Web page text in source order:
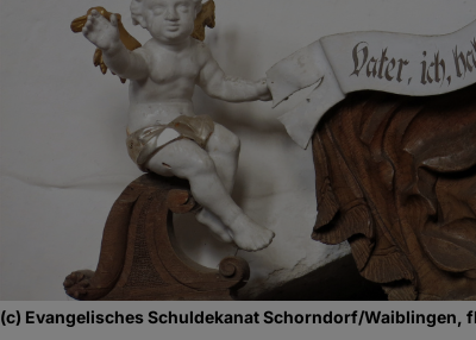
(c) Evangelisches Schuldekanat Schorndorf/Waiblingen,